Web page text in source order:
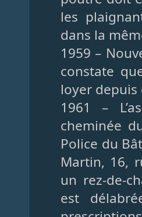
les
dans la
1959 –
constate
loyer depuis
1961 –
cheminée
Police du
Martin, 16,
un rez-de-
est